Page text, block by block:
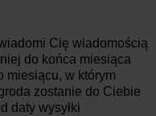
Cię wiadomością
do końca miesiąca
miesiącu, w którym
zostanie do Ciebie
daty wysyłki